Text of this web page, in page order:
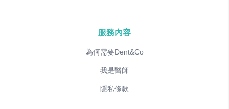
服務內容
為何需要Dent&Co
我是醫師
隱私條款